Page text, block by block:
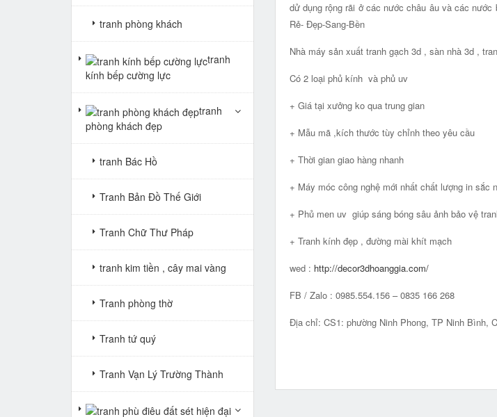
dử dụng rộng rãi ở các nước châu âu và các
Rẻ- Đẹp-Sang-Bền
Nhà máy sản xuất tranh gạch 3d , sàn nhà 3d ,
Có 2 loại phủ kính và phủ uv
+ Giá tại xưởng ko qua trung gian
+ Mẫu mã ,kích thước tùy chỉnh theo yêu cầu
+ Thời gian giao hàng nhanh
+ Máy móc công nghệ mới nhất chất lượng in sắc
+ Phủ men uv giúp sáng bóng sâu ảnh bảo vệ
+ Tranh kính đẹp , đường mài khít mạch
wed : http://decor3dhoanggia.com/
FB / Zalo : 0985.554.156 – 0835 166 268
Địa chỉ: CS1: phường Ninh Phong, TP Ninh Bình,
tranh phòng khách
tranh
kính bếp cường lực
tranh
phòng khách đẹp
tranh Bác Hồ
Tranh Bản Đồ Thế Giới
Tranh Chữ Thư Pháp
tranh kim tiền , cây mai vàng
Tranh phòng thờ
Tranh tứ quý
Tranh Vạn Lý Trường Thành